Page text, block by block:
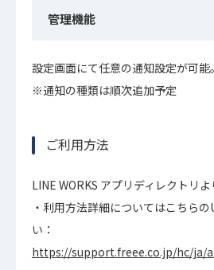
管理機能
設定画面にて任意の通知設定が可能。
※通知の種類は順次追加予定
ご利用方法
LINE WORKS アプリディレクトリよ
・利用方法詳細についてはこちら
い：
https://support.freee.co.jp/hc/ja/